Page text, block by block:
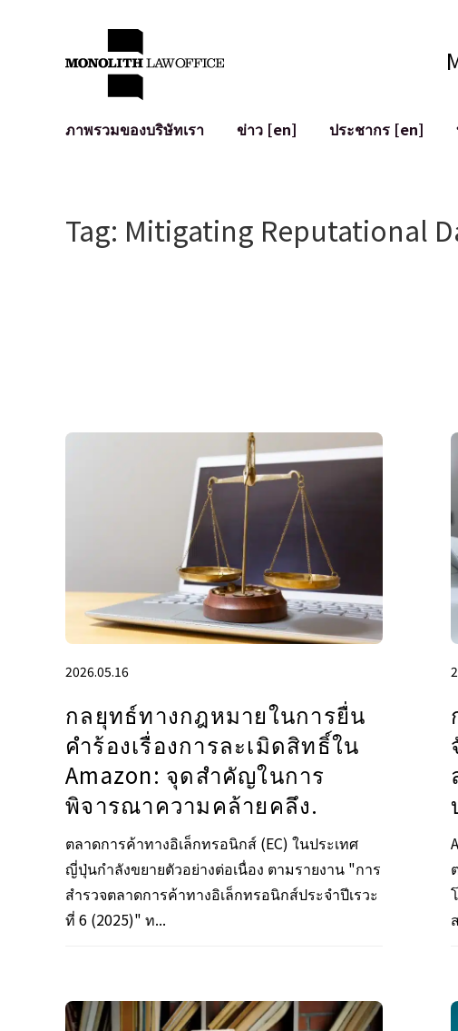
ภาพรวมของบริษัทเรา
พันธมิตรระดับโลก [en]
การเข้าถึง
ข่าว [en] ประชากร [en]
M&A
การเสนอขายหุ้น IPO ในญี่ปุ่น
เงื่อนไขการใช้งาน
สินทรัพย์คริปโตและ
Tag: Mitigating Reputational
2026.05.16
กลยุทธ์ทางกฎหมายในการยื่น
คำร้องเรื่องการละเมิดสิทธิ์ใน
Amazon: จุดสำคัญในการ
พิจารณาความคล้ายคลึง.
ตลาดการค้าทางอิเล็กทรอนิกส์ (EC) ในประเทศ
ญี่ปุ่นกำลังขยายตัวอย่างต่อเนื่อง ตามรายงาน "การ
สำรวจตลาดการค้าทางอิเล็กทรอนิกส์ประจำปีเรวะ
ที่ 6 (2025)" ท...